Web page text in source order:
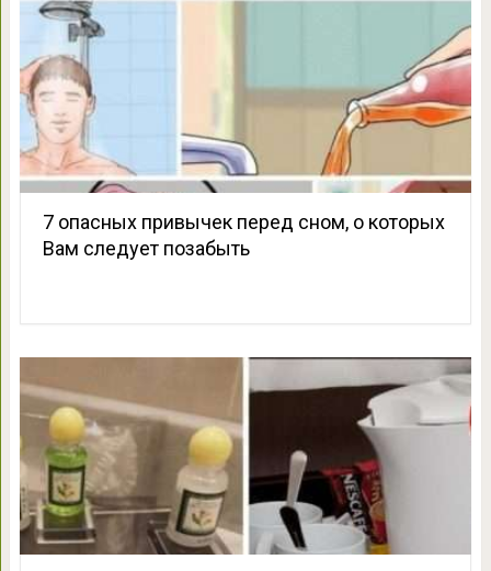
7 опасных привычек перед сном, о которых
Вам следует позабыть